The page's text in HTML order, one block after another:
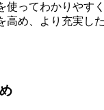
使ってわかりやす
高め、より充実し